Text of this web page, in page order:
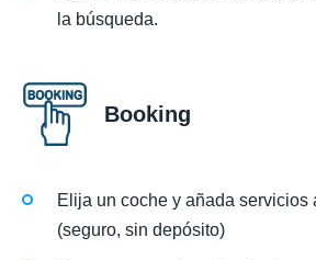
la búsqueda.
Booking
Elija un coche y añada servicios
(seguro, sin depósito)